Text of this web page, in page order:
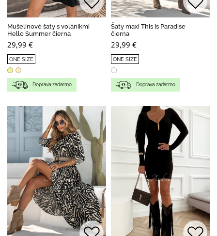
Mušelínové šaty s volánikmi
Hello Summer čierna
29,99 €
ONE SIZE
Doprava zadarmo
Šaty maxi This Is Paradise
čierna
29,99 €
ONE SIZE
Doprava zadarmo